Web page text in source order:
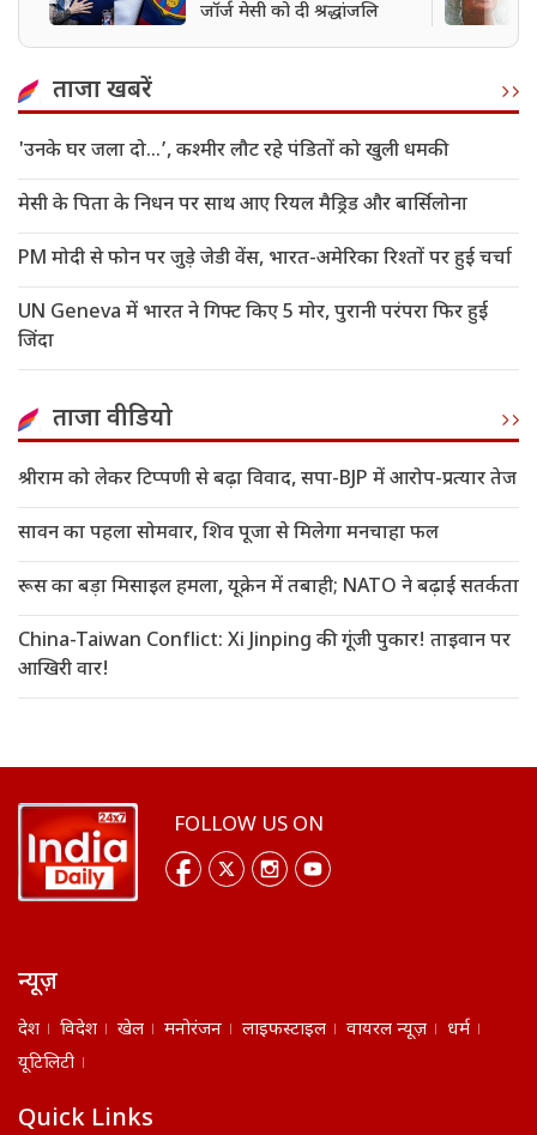
जॉर्ज मेसी को दी श्रद्धांजलि
ताजा खबरें
'उनके घर जला दो…’, कश्मीर लौट रहे पंडितों को खुली धमकी
मेसी के पिता के निधन पर साथ आए रियल मैड्रिड और बार्सिलोना
PM मोदी से फोन पर जुड़े जेडी वेंस, भारत-अमेरिका रिश्तों पर हुई चर्चा
UN Geneva में भारत ने गिफ्ट किए 5 मोर, पुरानी परंपरा फिर हुई
जिंदा
ताजा वीडियो
श्रीराम को लेकर टिप्पणी से बढ़ा विवाद, सपा-BJP में आरोप-प्रत्यार तेज
सावन का पहला सोमवार, शिव पूजा से मिलेगा मनचाहा फल
रूस का बड़ा मिसाइल हमला, यूक्रेन में तबाही; NATO ने बढ़ाई सतर्कता
China-Taiwan Conflict: Xi Jinping की गूंजी पुकार! ताइवान पर
आखिरी वार!
FOLLOW US ON
न्यूज़
देश विदेश खेल मनोरंजन लाइफस्टाइल वायरल न्यूज़
धर्म
यूटिलिटी
Quick Links